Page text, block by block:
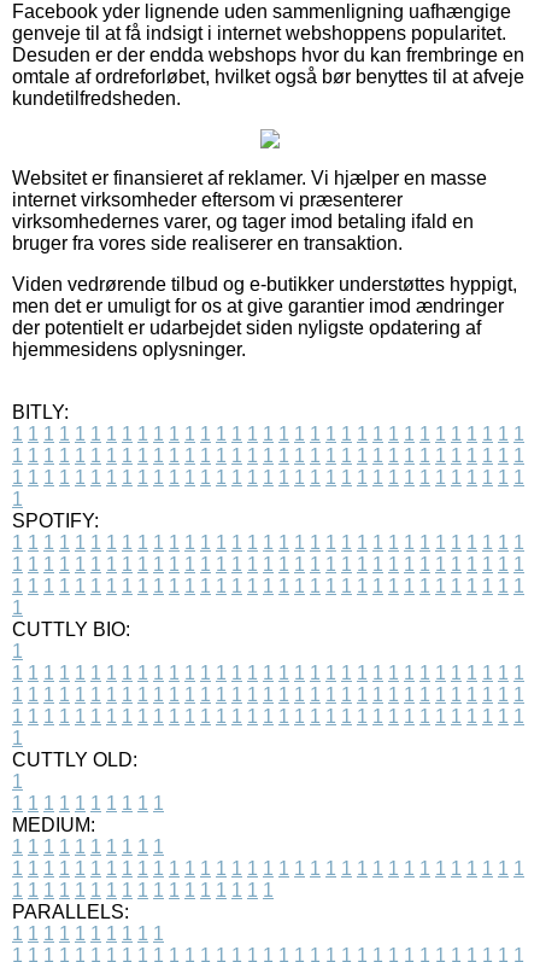
Facebook yder lignende uden sammenligning uafhængige
genveje til at få indsigt i internet webshoppens popularitet.
Desuden er der endda webshops hvor du kan frembringe en
omtale af ordreforløbet, hvilket også bør benyttes til at afveje
kundetilfredsheden.
Websitet er finansieret af reklamer. Vi hjælper en masse
internet virksomheder eftersom vi præsenterer
virksomhedernes varer, og tager imod betaling ifald en
bruger fra vores side realiserer en transaktion.
Viden vedrørende tilbud og e-butikker understøttes hyppigt,
men det er umuligt for os at give garantier imod ændringer
der potentielt er udarbejdet siden nyligste opdatering af
hjemmesidens oplysninger.
BITLY:
1 1 1 1 1 1 1 1 1 1 1 1 1 1 1 1 1 1 1 1 1 1 1 1 1 1 1 1 1 1 1 1 1
1 1 1 1 1 1 1 1 1 1 1 1 1 1 1 1 1 1 1 1 1 1 1 1 1 1 1 1 1 1 1 1 1
1 1 1 1 1 1 1 1 1 1 1 1 1 1 1 1 1 1 1 1 1 1 1 1 1 1 1 1 1 1 1 1 1
1
SPOTIFY:
1 1 1 1 1 1 1 1 1 1 1 1 1 1 1 1 1 1 1 1 1 1 1 1 1 1 1 1 1 1 1 1 1
1 1 1 1 1 1 1 1 1 1 1 1 1 1 1 1 1 1 1 1 1 1 1 1 1 1 1 1 1 1 1 1 1
1 1 1 1 1 1 1 1 1 1 1 1 1 1 1 1 1 1 1 1 1 1 1 1 1 1 1 1 1 1 1 1 1
1
CUTTLY BIO:
1
1 1 1 1 1 1 1 1 1 1 1 1 1 1 1 1 1 1 1 1 1 1 1 1 1 1 1 1 1 1 1 1 1
1 1 1 1 1 1 1 1 1 1 1 1 1 1 1 1 1 1 1 1 1 1 1 1 1 1 1 1 1 1 1 1 1
1 1 1 1 1 1 1 1 1 1 1 1 1 1 1 1 1 1 1 1 1 1 1 1 1 1 1 1 1 1 1 1 1
1
CUTTLY OLD:
1
1 1 1 1 1 1 1 1 1 1
MEDIUM:
1 1 1 1 1 1 1 1 1 1
1 1 1 1 1 1 1 1 1 1 1 1 1 1 1 1 1 1 1 1 1 1 1 1 1 1 1 1 1 1 1 1 1
1 1 1 1 1 1 1 1 1 1 1 1 1 1 1 1 1
PARALLELS:
1 1 1 1 1 1 1 1 1 1
1 1 1 1 1 1 1 1 1 1 1 1 1 1 1 1 1 1 1 1 1 1 1 1 1 1 1 1 1 1 1 1 1